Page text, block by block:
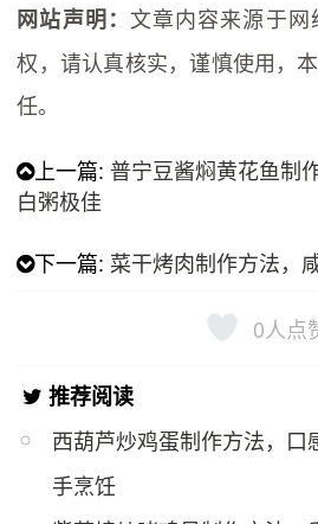
网站声明： 文章内容来源于
权，请认真核实，谨慎使用，
任。
上一篇: 普宁豆酱焖黄花鱼制
白粥极佳
下一篇: 菜干烤肉制作方法，
0人点
推荐阅读
西葫芦炒鸡蛋制作方法，口
手烹饪